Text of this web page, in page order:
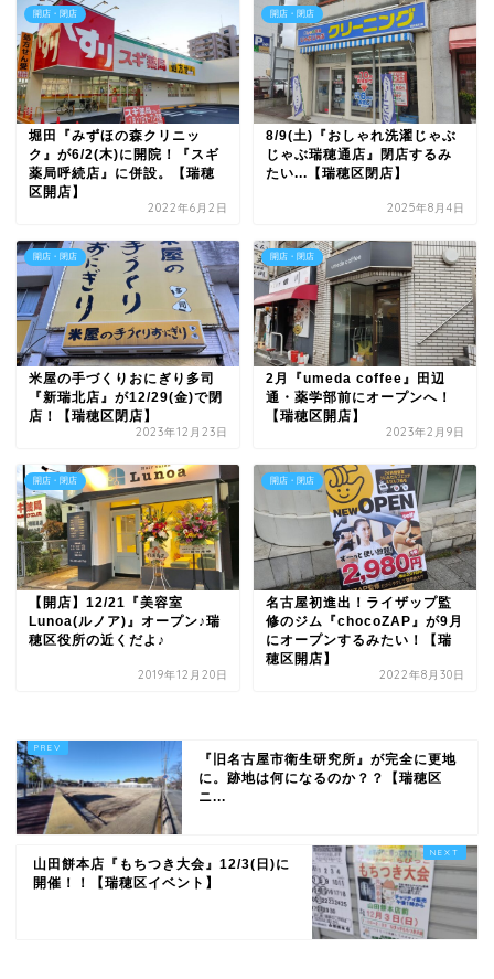
開店・閉店
堀田『みずほの森クリニッ
ク』が6/2(木)に開院！『スギ
薬局呼続店』に併設。【瑞穂
区開店】
2022年6月2日
開店・閉店
8/9(土)『おしゃれ洗濯じゃぶ
じゃぶ瑞穂通店』閉店するみ
たい...【瑞穂区閉店】
2025年8月4日
開店・閉店
米屋の手づくりおにぎり多司
『新瑞北店』が12/29(金)で閉
店！【瑞穂区閉店】
2023年12月23日
開店・閉店
2月『umeda coffee』田辺
通・薬学部前にオープンへ！
【瑞穂区開店】
2023年2月9日
開店・閉店
【開店】12/21『美容室
Lunoa(ルノア)』オープン♪瑞
穂区役所の近くだよ♪
2019年12月20日
開店・閉店
名古屋初進出！ライザップ監
修のジム『chocoZAP』が9月
にオープンするみたい！【瑞
穂区開店】
2022年8月30日
『旧名古屋市衛生研究所』が完全に更地
に。跡地は何になるのか？？【瑞穂区
ニ...
山田餅本店『もちつき大会』12/3(日)に
開催！！【瑞穂区イベント】